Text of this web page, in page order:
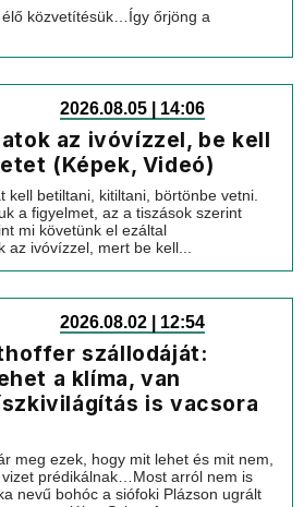
közvetítésük…Így őrjöng a
2026.08.05 | 14:06
az ivóvízzel, be kell
(Képek, Videó)
kell betiltani, kitiltani, börtönbe vetni.
a figyelmet, az a tiszások szerint
mi követünk el ezáltal
az ivóvízzel, mert be kell...
2026.08.02 | 12:54
szállodáját:
a klíma, van
is vacsora
meg ezek, hogy mit lehet és mit nem,
prédikálnak…Most arról nem is
nevű bohóc a siófoki Plázson ugrált